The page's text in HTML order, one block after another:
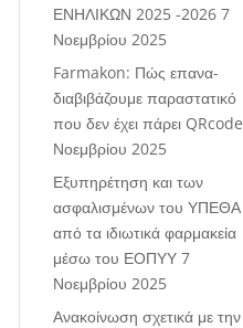
ΕΝΗΛΙΚΩΝ 2025 -2026 7
Νοεμβρίου 2025
Farmakon: Πώς επανα-
διαβιβάζουμε παραστατικό
που δεν έχει πάρει QRcode
Νοεμβρίου 2025
Εξυπηρέτηση και των
ασφαλισμένων του ΥΠΕΘΑ
από τα ιδιωτικά φαρμακεία
μέσω του ΕΟΠΥΥ 7
Νοεμβρίου 2025
Ανακοίνωση σχετικά με την